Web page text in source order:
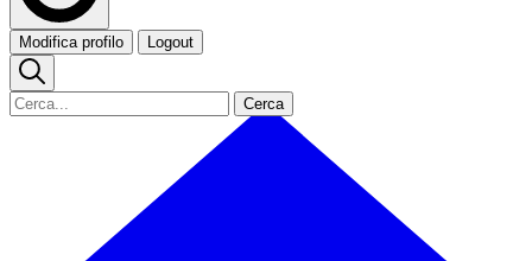
Modifica profilo Logout
Cerca